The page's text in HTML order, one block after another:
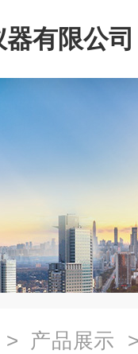
有限公司
> 产品展示